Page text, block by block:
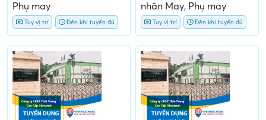
Phụ may
Tùy vị trí Đến khi tuyển đủ
nhân May, Phụ may
Tùy vị trí Đến khi tuyển đủ